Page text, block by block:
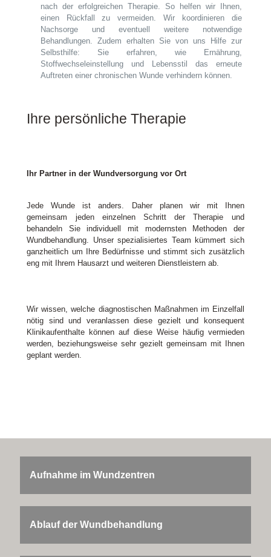
nach der erfolgreichen Therapie. So helfen wir Ihnen,
einen Rückfall zu vermeiden. Wir koordinieren die
Nachsorge und eventuell weitere notwendige
Behandlungen. Zudem erhalten Sie von uns Hilfe zur
Selbsthilfe: Sie erfahren, wie Ernährung,
Stoffwechseleinstellung und Lebensstil das erneute
Auftreten einer chronischen Wunde verhindern können.
Ihre persönliche Therapie
Ihr Partner in der Wundversorgung vor Ort
Jede Wunde ist anders. Daher planen wir mit Ihnen
gemeinsam jeden einzelnen Schritt der Therapie und
behandeln Sie individuell mit modernsten Methoden der
Wundbehandlung. Unser spezialisiertes Team kümmert sich
ganzheitlich um Ihre Bedürfnisse und stimmt sich zusätzlich
eng mit Ihrem Hausarzt und weiteren Dienstleistern ab.
Wir wissen, welche diagnostischen Maßnahmen im Einzelfall
nötig sind und veranlassen diese gezielt und konsequent
Klinikaufenthalte können auf diese Weise häufig vermieden
werden, beziehungsweise sehr gezielt gemeinsam mit Ihnen
geplant werden.
Aufnahme im Wundzentren
Ablauf der Wundbehandlung